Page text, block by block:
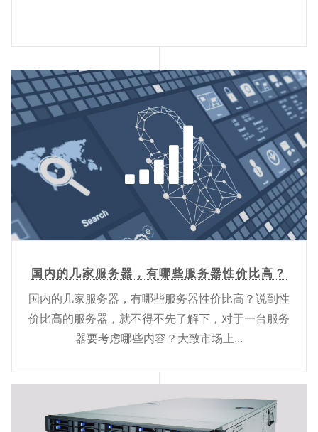
国内的几家服务器，有哪些服务器性价比高？
国内的几家服务器，有哪些服务器性价比高？说到性
价比高的服务器，就不得不先了解下，对于一台服务
器要考虑哪些内容？大致市场上...